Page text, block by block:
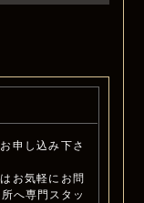
申し込み下さ
お気軽にお問
へ専門スタッ